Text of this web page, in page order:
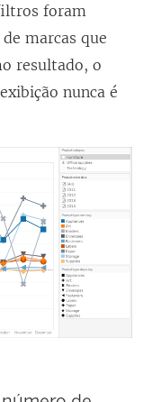
foram
marcas que
resultado, o
nunca é